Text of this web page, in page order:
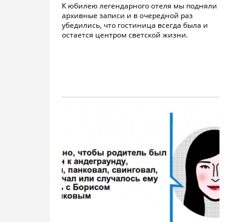
К юбилею легендарного отеля мы подняли
архивные записи и в очередной раз
убедились, что гостиница всегда была и
остается центром светской жизни.